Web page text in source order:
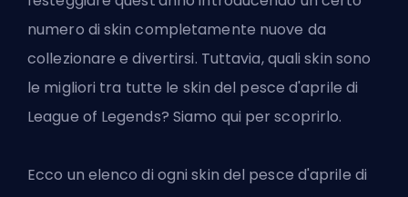
numero di skin completamente nuove da
collezionare e divertirsi. Tuttavia, quali skin sono
le migliori tra tutte le skin del pesce d'aprile di
League of Legends? Siamo qui per scoprirlo.
Ecco un elenco di ogni skin del pesce d'aprile di